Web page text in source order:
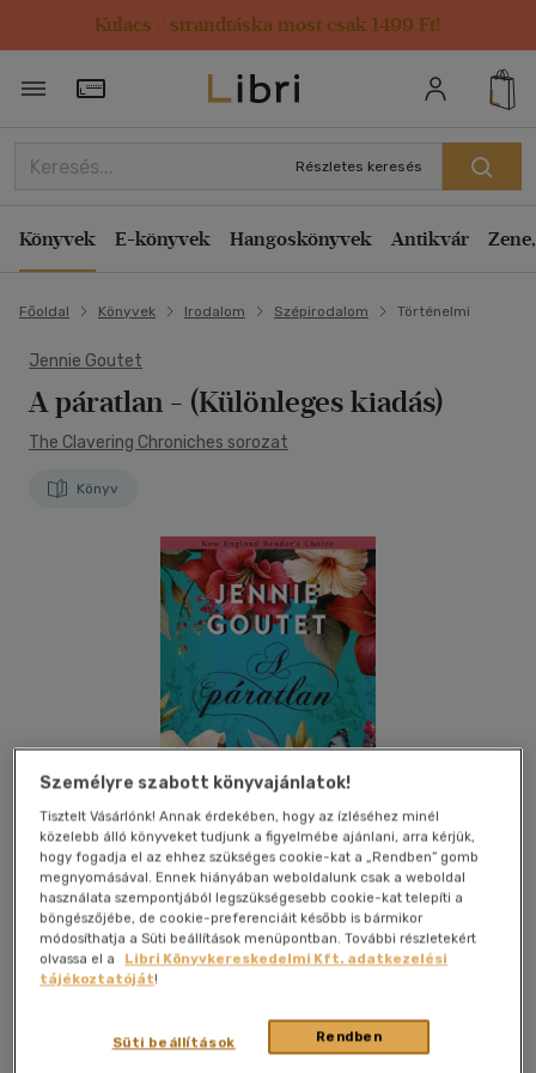
Kulacs / strandtáska most csak 1499 Ft!
Törzsvásárlói Kártya adatai
Részletes keresés
Könyvek E-könyvek Hangoskönyvek Antikvár
Főoldal Könyvek Irodalom Szépirodalom Történelmi
Jennie Goutet
A páratlan - (Különleges kiadás)
The Clavering Chroniches sorozat
Könyv
Beleolvasok Kívánságlistához adom Megosztom
|2025|magyar nyelvű kartonált|
Személyre szabott könyvajánlatok!
Tisztelt Vásárlónk! Annak érdekében, hogy az ízléséhez minél
közelebb álló könyveket tudjunk a figyelmébe ajánlani, arra kérjük,
hogy fogadja el az ehhez szükséges cookie-kat a „Rendben” gomb
megnyomásával. Ennek hiányában weboldalunk csak a weboldal
használata szempontjából legszükségesebb cookie-kat telepíti a
böngészőjébe, de cookie-preferenciáit később is bármikor
módosíthatja a Süti beállítások menüpontban. További részletekért
olvassa el a
Libri Könyvkereskedelmi Kft. adatkezelési
tájékoztatóját!
Rendben
Süti beállítások